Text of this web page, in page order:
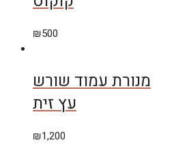
₪500
מנורת עמוד שורש
עץ זית
₪1,200